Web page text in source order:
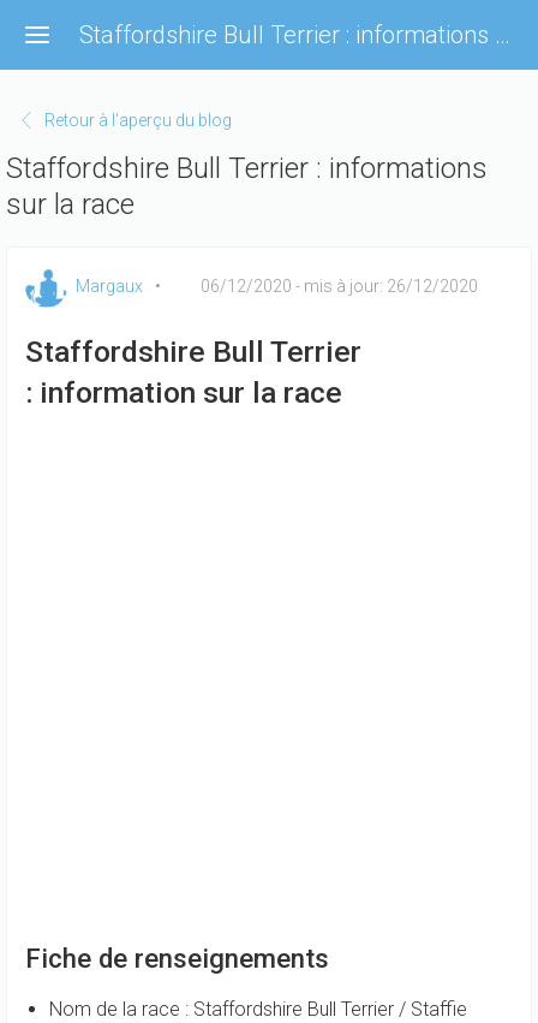
contenu
Staffordshire Bull Terrier : informations sur la race
Retour à l'aperçu du blog
Staffordshire Bull Terrier : informations
sur la race
Margaux 06/12/2020 - mis à jour: 26/12/2020
Staffordshire Bull Terrier
: information sur la race
Fiche de renseignements
Nom de la race : Staffordshire Bull Terrier / Staffie